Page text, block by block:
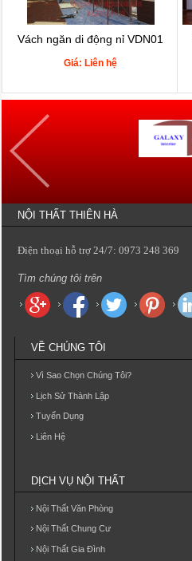
Vách ngăn di động nỉ VDN01
Giá: Liên hệ
NỘI THẤT THIÊN HÀ
Điện thoại hỗ trợ 24/7: 0973 248 369
Tìm chúng tôi trên
VỀ CHÚNG TÔI
Vì Sao Chọn Chúng Tôi?
Lịch Sử Thành Lập
Tuyển Dụng
Liên Hệ
DỊCH VỤ NỘI THẤT
Nội Thất Văn Phòng
Nội Thất Chung Cư
Nội Thất Gia Đình